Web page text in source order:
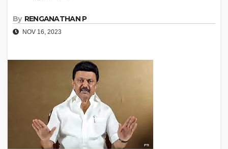
By RENGANATHAN P
NOV 16, 2023